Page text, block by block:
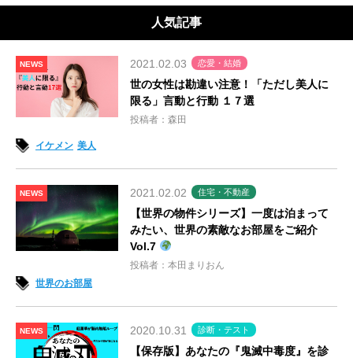
人気記事
NEWS 2021.02.03 恋愛・結婚
世の女性は勘違い注意！「ただし美人に
限る」言動と行動 １７選
投稿者：森田
イケメン 美人
NEWS 2021.02.02 住宅・不動産
【世界の物件シリーズ】一度は泊まって
みたい、世界の素敵なお部屋をご紹介
Vol.7
投稿者：本田まりおん
世界のお部屋
NEWS 2020.10.31 診断・テスト
【保存版】あなたの『鬼滅中毒度』を診